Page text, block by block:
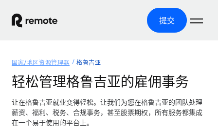
提交
产品
全球招聘
全球薪资管理
轻松运行合规薪资
覆盖全球
资源
国家/地区资源管理器 格鲁吉亚
轻松管理格鲁吉亚的雇佣事务
让在格鲁吉亚就业变得轻松。让我们为您在格鲁吉亚的团队处理
薪资、福利、税务、合规事务，甚至股票期权，所有服务都集成
在一个易于使用的平台上。